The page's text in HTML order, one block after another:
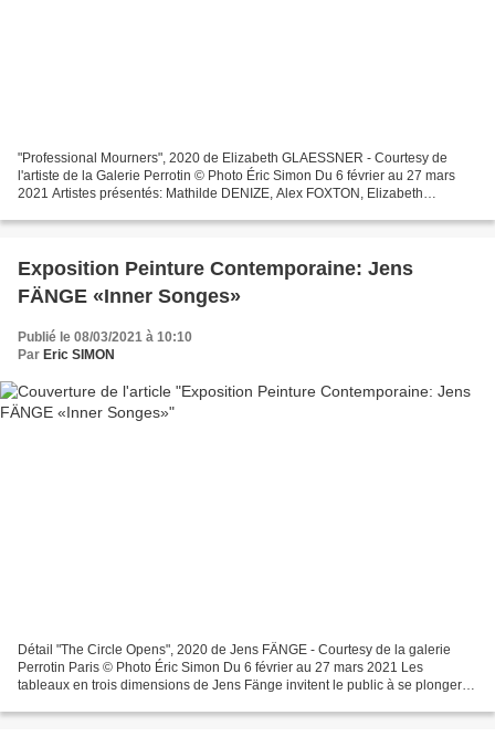
"Professional Mourners", 2020 de Elizabeth GLAESSNER - Courtesy de
l'artiste de la Galerie Perrotin © Photo Éric Simon Du 6 février au 27 mars
2021 Artistes présentés: Mathilde DENIZE, Alex FOXTON, Elizabeth
Exposition Peinture Contemporaine: Jens
FÄNGE «Inner Songes»
Publié le 08/03/2021 à 10:10
Par Eric SIMON
Détail "The Circle Opens", 2020 de Jens FÄNGE - Courtesy de la galerie
Perrotin Paris © Photo Éric Simon Du 6 février au 27 mars 2021 Les
tableaux en trois dimensions de Jens Fänge invitent le public à se plonger